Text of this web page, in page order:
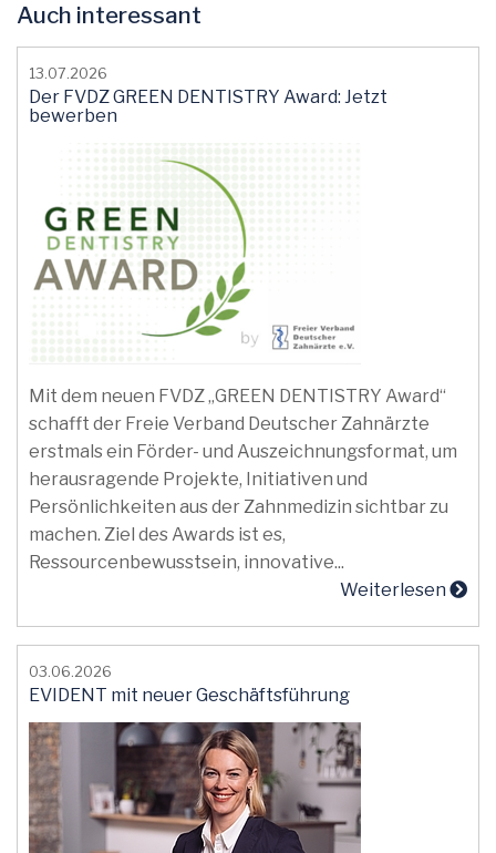
Auch interessant
13.07.2026
Der FVDZ GREEN DENTISTRY Award: Jetzt
bewerben
Mit dem neuen FVDZ „GREEN DENTISTRY Award“
schafft der Freie Verband Deutscher Zahnärzte
erstmals ein Förder- und Auszeichnungsformat, um
herausragende Projekte, Initiativen und
Persönlichkeiten aus der Zahnmedizin sichtbar zu
machen. Ziel des Awards ist es,
Ressourcenbewusstsein, innovative...
Weiterlesen
03.06.2026
EVIDENT mit neuer Geschäftsführung